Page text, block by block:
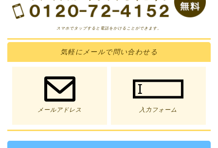
スマホでタップすると電話をかけることができます。
気軽に メールで問い合わせる
メールアドレス 入力フォーム